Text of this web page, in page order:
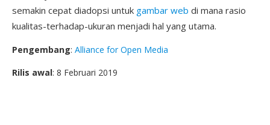
semakin cepat diadopsi untuk gambar web di mana rasio
kualitas-terhadap-ukuran menjadi hal yang utama.
Pengembang: Alliance for Open Media
Rilis awal: 8 Februari 2019